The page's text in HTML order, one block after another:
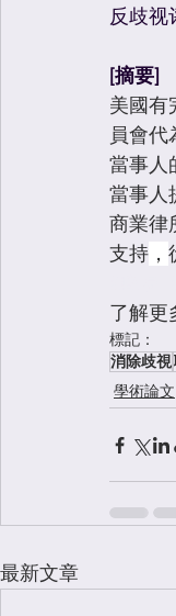
反歧视
[摘要]
美國有
員會
當事人
當事人
商業律
支持 ，
了解更
標記：
消除歧視
學術論文
最新文章